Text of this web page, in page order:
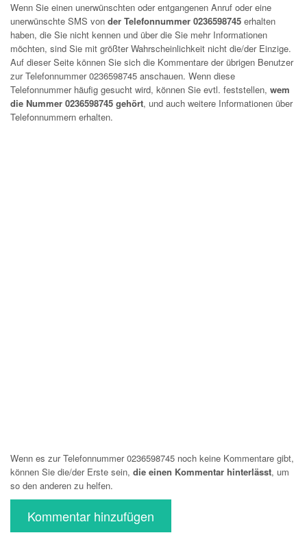
Wenn Sie einen unerwünschten oder entgangenen Anruf oder eine
unerwünschte SMS von der Telefonnummer 0236598745 erhalten
haben, die Sie nicht kennen und über die Sie mehr Informationen
möchten, sind Sie mit größter Wahrscheinlichkeit nicht die/der Einzige.
Auf dieser Seite können Sie sich die Kommentare der übrigen Benutzer
zur Telefonnummer0236598745 anschauen. Wenn diese
Telefonnummer häufig gesucht wird, können Sie evtl. feststellen, wem
die Nummer 0236598745 gehört, und auch weitere Informationen über
Telefonnummern erhalten.
Wenn es zur Telefonnummer 0236598745 noch keine Kommentare gibt,
können Sie die/der Erste sein, die einen Kommentar hinterlässt, um
so den anderen zu helfen.
Kommentar hinzufügen